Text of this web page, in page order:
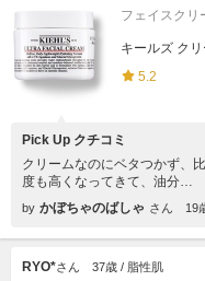
フェイスクリ
キールズ ク
5.2
Pick Up クチコミ
クリームなのにベタつかず、
度も高くなってきて、油分…
by かぼちゃのばしゃ さん 19
RYO*さん 37歳 / 脂性肌